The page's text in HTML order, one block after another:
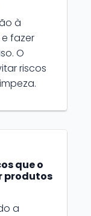
à
fazer
O
riscos
que o
produtos
a